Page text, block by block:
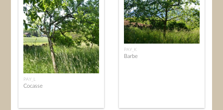
PAY_L
Cocasse
PAY_K
Barbe